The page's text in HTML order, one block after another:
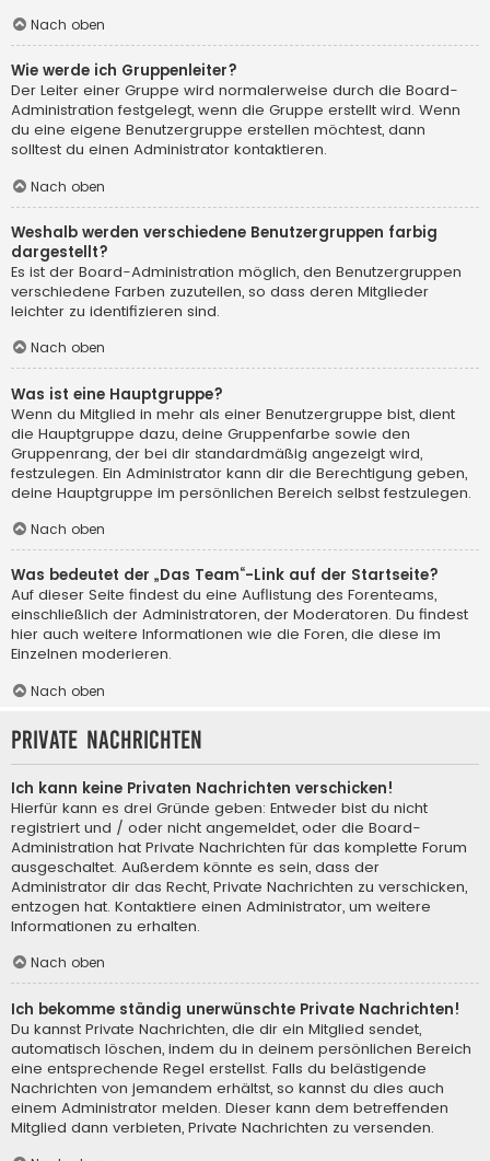
Nach oben
Wie werde ich Gruppenleiter?
Der Leiter einer Gruppe wird normalerweise durch die Board-
Administration festgelegt, wenn die Gruppe erstellt wird. Wenn
du eine eigene Benutzergruppe erstellen möchtest, dann
solltest du einen Administrator kontaktieren.
Nach oben
Weshalb werden verschiedene Benutzergruppen farbig
dargestellt?
Es ist der Board-Administration möglich, den Benutzergruppen
verschiedene Farben zuzuteilen, so dass deren Mitglieder
leichter zu identifizieren sind.
Nach oben
Was ist eine Hauptgruppe?
Wenn du Mitglied in mehr als einer Benutzergruppe bist, dient
die Hauptgruppe dazu, deine Gruppenfarbe sowie den
Gruppenrang, der bei dir standardmäßig angezeigt wird,
festzulegen. Ein Administrator kann dir die Berechtigung geben,
deine Hauptgruppe im persönlichen Bereich selbst festzulegen.
Nach oben
Was bedeutet der „Das Team“-Link auf der Startseite?
Auf dieser Seite findest du eine Auflistung des Forenteams,
einschließlich der Administratoren, der Moderatoren. Du findest
hier auch weitere Informationen wie die Foren, die diese im
Einzelnen moderieren.
Nach oben
Private Nachrichten
Ich kann keine Privaten Nachrichten verschicken!
Hierfür kann es drei Gründe geben: Entweder bist du nicht
registriert und / oder nicht angemeldet, oder die Board-
Administration hat Private Nachrichten für das komplette Forum
ausgeschaltet. Außerdem könnte es sein, dass der
Administrator dir das Recht, Private Nachrichten zu verschicken,
entzogen hat. Kontaktiere einen Administrator, um weitere
Informationen zu erhalten.
Nach oben
Ich bekomme ständig unerwünschte Private Nachrichten!
Du kannst Private Nachrichten, die dir ein Mitglied sendet,
automatisch löschen, indem du in deinem persönlichen Bereich
eine entsprechende Regel erstellst. Falls du belästigende
Nachrichten von jemandem erhältst, so kannst du dies auch
einem Administrator melden. Dieser kann dem betreffenden
Mitglied dann verbieten, Private Nachrichten zu versenden.